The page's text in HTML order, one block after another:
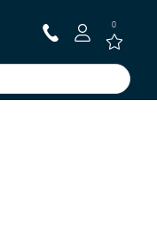
0